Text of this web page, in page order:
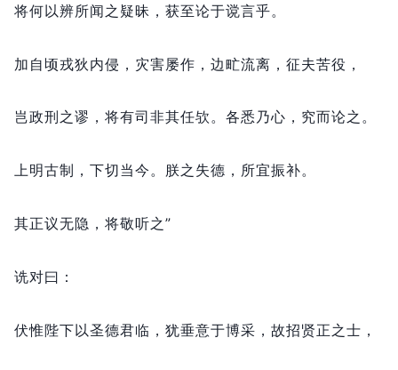
将何以辨所闻之疑昧， 获至论于谠言乎。
加自顷戎狄内侵， 灾害屡作， 边甿流离， 征夫苦役，
岂政刑之谬， 将有司非其任欤。 各悉乃心， 究而论之。
上明古制， 下切当今。 朕之失德， 所宜振补。
其正议无隐， 将敬听之”
诜对曰：
伏惟陛下以圣德君临， 犹垂意于博采， 故招贤正之士，